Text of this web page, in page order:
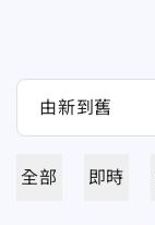
全部 即時